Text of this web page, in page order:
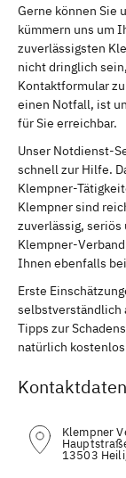
Gerne können Sie
kümmern uns um
zuverlässigsten
nicht dringlich
Kontaktformular
einen Notfall, ist
für Sie erreichbar.
Unser Notdienst-
schnell zur Hilfe.
Klempner-
Klempner sind
zuverlässig, seriös
Klempner-
Ihnen ebenfalls
Erste
selbstverständlich
Tipps zur
natürlich
Klempner
13503